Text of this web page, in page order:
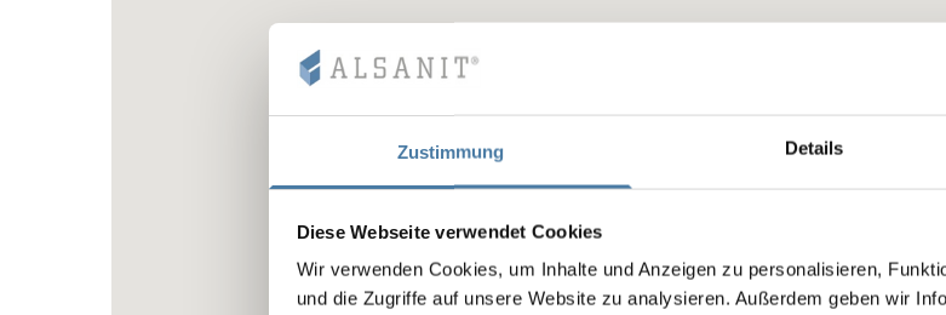
Zustimmung Details
Diese Webseite verwendet Cookies
Wir verwenden Cookies, um Inhalte und Anzeigen zu personalisieren,
und die Zugriffe auf unsere Website zu analysieren. Außerdem geben wir